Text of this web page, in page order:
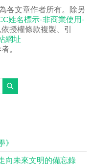
各文章作者所有。除另
姓名標示-非商業使用-
授權條款複製、引
網址
。
向未來文明的備忘錄